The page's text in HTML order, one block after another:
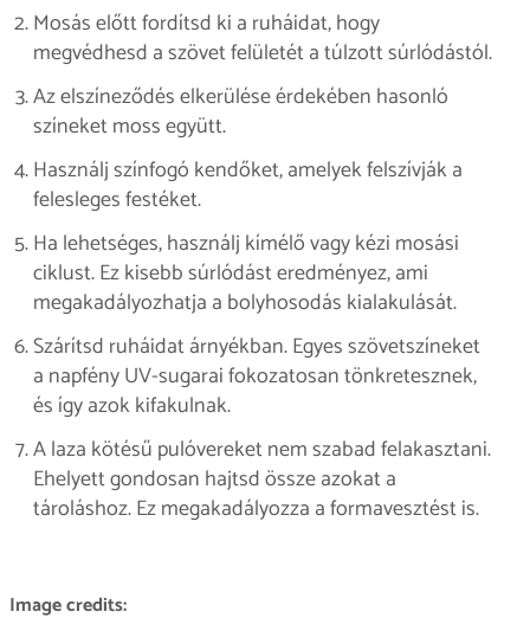
Mosás előtt fordítsd ki a ruháidat, hogy
megvédhesd a szövet felületét a túlzott súrlódástól.
Az elszíneződés elkerülése érdekében hasonló
színeket moss együtt.
Használj színfogó kendőket, amelyek felszívják a
felesleges festéket.
Ha lehetséges, használj kímélő vagy kézi mosási
ciklust. Ez kisebb súrlódást eredményez, ami
megakadályozhatja a bolyhosodás kialakulását.
Szárítsd ruháidat árnyékban. Egyes szövetszíneket
a napfény UV-sugarai fokozatosan tönkretesznek,
és így azok kifakulnak.
A laza kötésű pulóvereket nem szabad felakasztani.
Ehelyett gondosan hajtsd össze azokat a
tároláshoz. Ez megakadályozza a formavesztést is.
Image credits: